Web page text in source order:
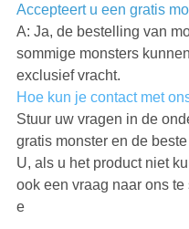
Accepteert u een gratis
A: Ja, de bestelling van
sommige monsters
exclusief vracht.
Hoe kun je contact met
Stuur uw vragen in de
gratis monster en de
U, als u het product niet
ook een vraag naar ons
e